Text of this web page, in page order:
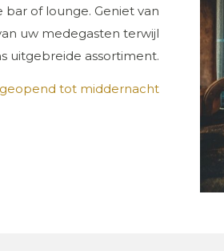
of lounge. Geniet van
uw medegasten terwijl
uitgebreide assortiment.
tot middernacht